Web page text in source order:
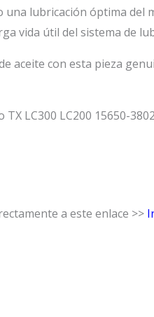
lubricación óptima del
vida útil del sistema de
aceite con esta pieza
LC300 LC200 15650-
a este enlace >>